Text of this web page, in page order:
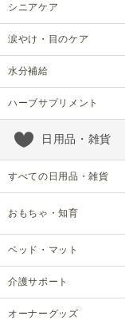
シニアケア
涙やけ・目のケア
水分補給
ハーブサプリメント
日用品・雑貨
すべての日用品・雑貨
おもちゃ・知育
ベッド・マット
介護サポート
オーナーグッズ